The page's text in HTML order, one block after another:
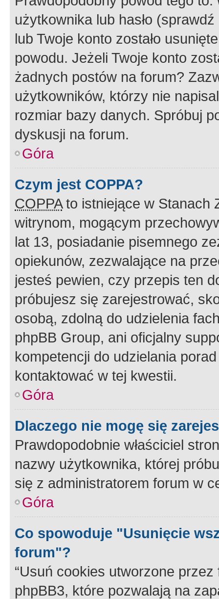
użytkownika lub hasło
lub Twoje konto zostało
powodu. Jeżeli Twoje konto
żadnych postów na forum?
użytkowników, którzy nie
rozmiar bazy danych. Spróbuj
dyskusji na forum.
Góra
Czym jest COPPA?
COPPAto istniejące w Stanach
witrynom, mogącym
lat 13, posiadanie pisemnego
opiekunów, zezwalające na
jesteś pewien, czy przepis ten
próbujesz się zarejestrować,
osobą, zdolną do udzielenia
phpBB Group, ani oficjalny
kompetencji do udzielania
kontaktować w tej kwestii.
Góra
Dlaczego nie mogę się
Prawdopodobnie właściciel
nazwy użytkownika, której
się z administratorem forum w
Góra
Co spowoduje "Usunięcie
forum"?
“Usuń cookies utworzone
phpBB3, które pozwalają na